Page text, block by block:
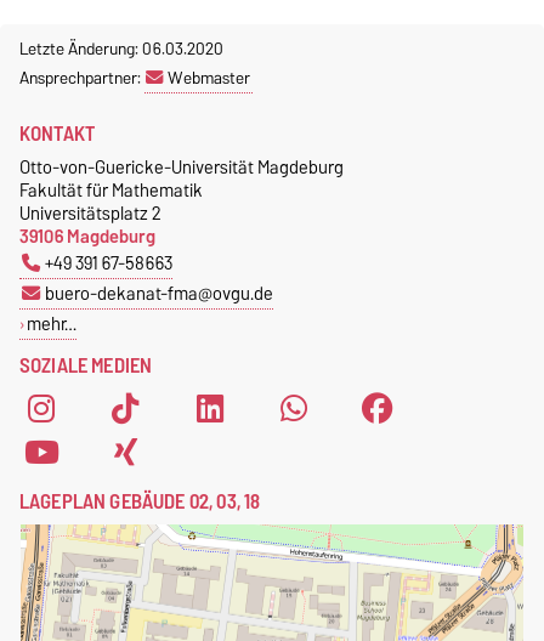
Letzte Änderung: 06.03.2020
Ansprechpartner:
Webmaster
SOZIALE MEDIEN
KONTAKT
Otto-von-Guericke-Universität Magdeburg
Fakultät für Mathematik
Universitätsplatz 2
39106 Magdeburg
+49 391 67-58663
buero-dekanat-fma@ovgu.de
mehr…
LAGEPLAN GEBÄUDE 02, 03, 18